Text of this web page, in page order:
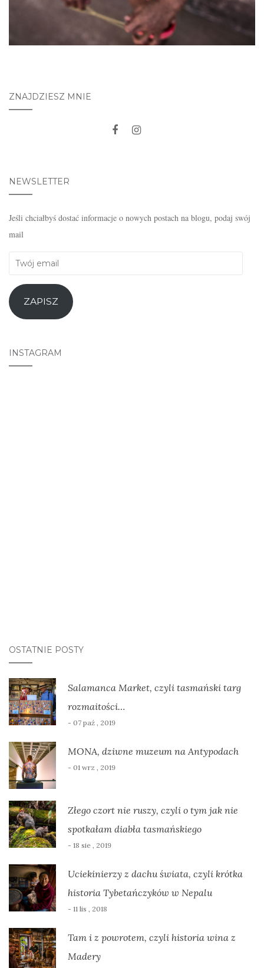
ZNAJDZIESZ MNIE
NEWSLETTER
Jeśli chciałbyś dostać informacje o nowych postach na blogu, podaj swój
mail
Twój
ZAPISZ
INSTAGRAM
OSTATNIE POSTY
Salamanca Market, czyli tasmański targ
rozmaitości…
- 07 paź , 2019
MONA, dziwne muzeum na Antypodach
- 01 wrz , 2019
Złego czort nie ruszy, czyli o tym jak nie
spotkałam diabła tasmańskiego
- 18 sie , 2019
Uciekinierzy z dachu świata, czyli krótka
historia Tybetańczyków w Nepalu
- 11 lis , 2018
Tam i z powrotem, czyli historia wina z
Madery